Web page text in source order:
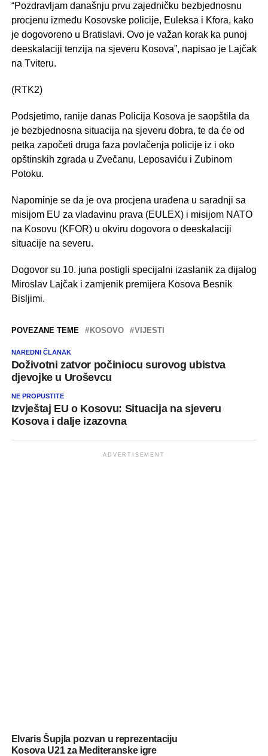
“Pozdravljam današnju prvu zajedničku bezbjednosnu
procjenu između Kosovske policije, Euleksa i Kfora, kako
je dogovoreno u Bratislavi. Ovo je važan korak ka punoj
deeskalaciji tenzija na sjeveru Kosova”, napisao je Lajčak
na Tviteru.
(RTK2)
Podsjetimo, ranije danas Policija Kosova je saopštila da
je bezbjednosna situacija na sjeveru dobra, te da će od
petka započeti druga faza povlačenja policije iz i oko
opštinskih zgrada u Zvečanu, Leposaviću i Zubinom
Potoku.
Napominje se da je ova procjena urađena u saradnji sa
misijom EU za vladavinu prava (EULEX) i misijom NATO
na Kosovu (KFOR) u okviru dogovora o deeskalaciji
situacije na severu.
Dogovor su 10. juna postigli specijalni izaslanik za dijalog
Miroslav Lajčak i zamjenik premijera Kosova Besnik
Bisljimi.
POVEZANE TEME KOSOVO VIJESTI
NAREDNI ČLANAK
Doživotni zatvor počiniocu surovog ubistva
djevojke u Uroševcu
NE PROPUSTITE
Izvještaj EU o Kosovu: Situacija na sjeveru
Kosova i dalje izazovna
ADVERTISEMENT
Elvaris Šupjla pozvan u reprezentaciju
Kosova U21 za Mediteranske igre